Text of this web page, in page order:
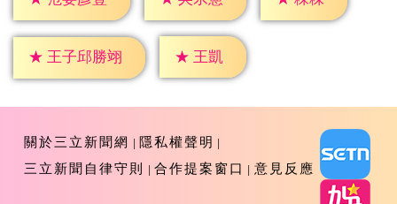
★ 王子邱勝翊 ★ 王凱
關於三立新聞網
隱私權聲明
三立新聞自律守則
合作提案窗口 意見反應